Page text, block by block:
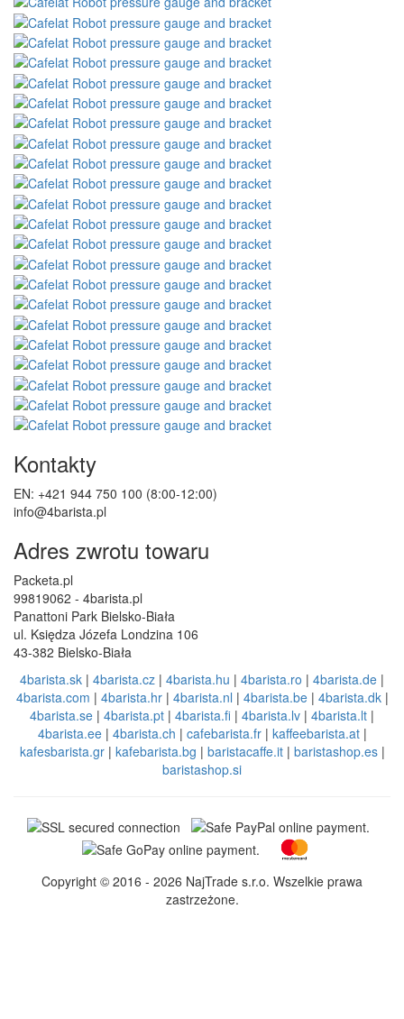
Kontakty
EN: +421 944 750 100 (8:00-12:00)
info@4barista.pl
Adres zwrotu towaru
Packeta.pl
99819062 - 4barista.pl
Panattoni Park Bielsko-Biała
ul. Księdza Józefa Londzina 106
43-382 Bielsko-Biała
4barista.sk | 4barista.cz | 4barista.hu | 4barista.ro | 4barista.de |
4barista.com | 4barista.hr| 4barista.nl | 4barista.be| 4barista.dk|
4barista.se | 4barista.pt | 4barista.fi | 4barista.lv | 4barista.lt |
4barista.ee| 4barista.ch | cafebarista.fr| kaffeebarista.at|
kafesbarista.gr| kafebarista.bg | baristacaffe.it| baristashop.es|
baristashop.si
Copyright © 2016 - 2026 NajTrade s.r.o. Wszelkie prawa
zastrzeżone.